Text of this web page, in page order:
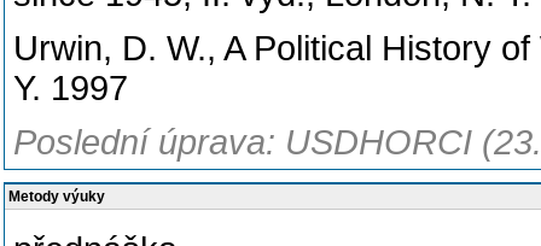
Urwin, D. W., A Political History
Y. 1997
Poslední úprava: USDHORCI
Metody výuky